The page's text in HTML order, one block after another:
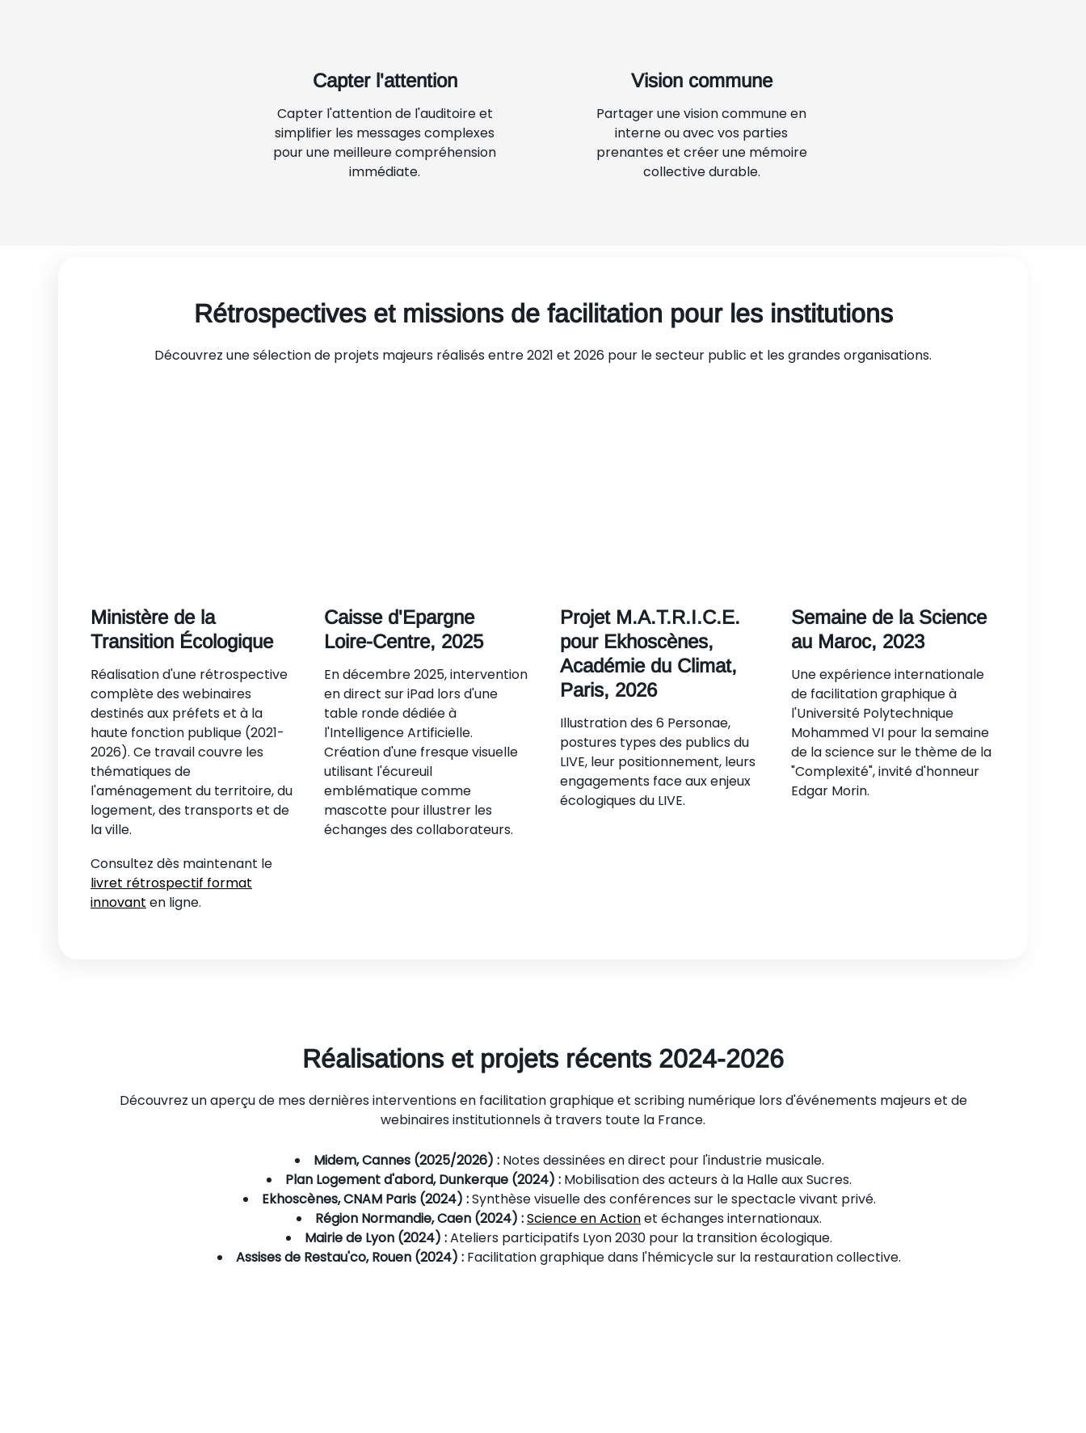
Capter l'attention
Capter l'attention de l'auditoire et
simplifier les messages complexes
pour une meilleure compréhension
immédiate.
Vision commune
Partager une vision commune en
interne ou avec vos parties
prenantes et créer une mémoire
collective durable.
Rétrospectives et missions de facilitation pour les institutions
Découvrez une sélection de projets majeurs réalisés entre 2021 et 2026 pour le secteur public et les grandes organisations.
Ministère de la
Transition Écologique
Réalisation d'une rétrospective
complète des webinaires
destinés aux préfets et à la
haute fonction publique (2021-
2026). Ce travail couvre les
thématiques de
l'aménagement du territoire, du
logement, des transports et de
la ville.
Consultez dès maintenant le
livret rétrospectif format
innovant en ligne.
Semaine de la Science
au Maroc, 2023
Une expérience internationale
de facilitation graphique à
l'Université Polytechnique
Mohammed VI pour la semaine
de la science sur le thème de la
"Complexité", invité d'honneur
Edgar Morin.
Projet M.A.T.R.I.C.E.
pour Ekhoscènes,
Académie du Climat,
Paris, 2026
Illustration des 6 Personae,
postures types des publics du
LIVE, leur positionnement, leurs
engagements face aux enjeux
écologiques du LIVE.
Caisse d'Epargne
Loire-Centre, 2025
En décembre 2025, intervention
en direct sur iPad lors d'une
table ronde dédiée à
l'Intelligence Artificielle.
Création d'une fresque visuelle
utilisant l'écureuil
emblématique comme
mascotte pour illustrer les
échanges des collaborateurs.
Réalisations et projets récents 2024-2026
Découvrez un aperçu de mes dernières interventions en facilitation graphique et scribing numérique lors d'événements majeurs et de
webinaires institutionnels à travers toute la France.
Midem, Cannes (2025/2026) :Notes dessinées en direct pour l'industrie musicale.
Plan Logement d'abord, Dunkerque (2024) : Mobilisation des acteurs à la Halle aux Sucres.
Ekhoscènes, CNAM Paris (2024) :Synthèse visuelle des conférences sur le spectacle vivant privé.
Région Normandie, Caen (2024) :Science en Actionet échanges internationaux.
Mairie de Lyon (2024) :Ateliers participatifs Lyon 2030 pour la transition écologique.
Assises de Restau'co, Rouen (2024) : Facilitation graphique dans l'hémicycle sur la restauration collective.